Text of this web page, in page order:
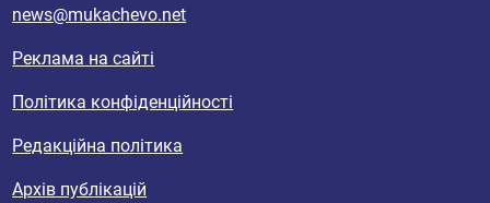
news@mukachevo.net
Реклама на сайті
Політика конфіденційності
Редакційна політика
Архів публікацій